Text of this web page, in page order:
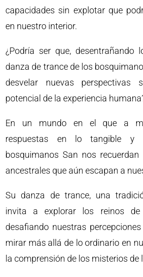
capacidades sin explotar que
en nuestro interior.
¿Podría ser que, desentrañando
danza de trance de los
desvelar nuevas perspectivas
potencial de la experiencia
En un mundo en el que a
respuestas en lo tangible y
bosquimanos San nos
ancestrales que aún escapan a
Su danza de trance, una
invita a explorar los reinos de
desafiando nuestras
mirar más allá de lo ordinario en
la comprensión de los misterios de